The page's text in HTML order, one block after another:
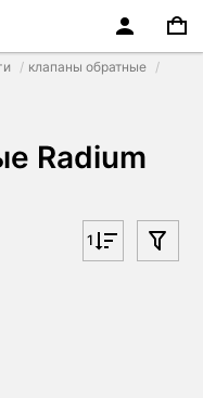
клапаны обратные
Radium
1